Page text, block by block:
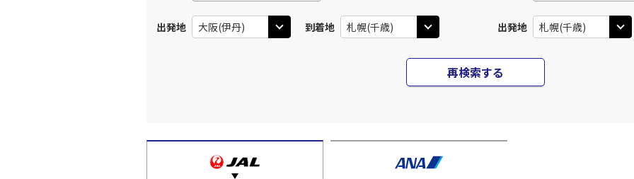
出発地 到着地 出発地
再検索する